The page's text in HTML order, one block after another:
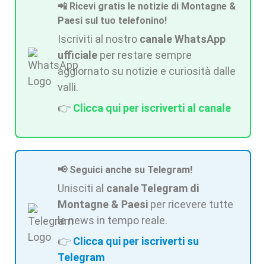
📲 Ricevi gratis le notizie di Montagne &
Paesi sul tuo telefonino!
Iscriviti al nostro canale WhatsApp
ufficiale per restare sempre
aggiornato su notizie e curiosità dalle
valli.
👉 Clicca qui per iscriverti al canale
📢 Seguici anche su Telegram!
Unisciti al canale Telegram di
Montagne & Paesi per ricevere tutte
le news in tempo reale.
👉 Clicca qui per iscriverti su
Telegram